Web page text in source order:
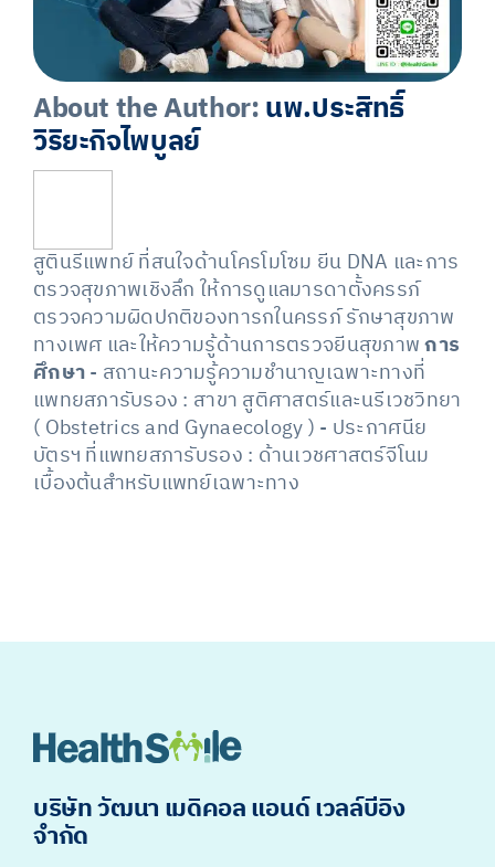
About the Author:นพ.ประสิทธิ์
วิริยะกิจไพบูลย์
สูตินรีแพทย์ ที่สนใจด้านโครโมโซม ยีน DNA และการ
ตรวจสุขภาพเชิงลึก ให้การดูแลมารดาตั้งครรภ์
ตรวจความผิดปกติของทารกในครรภ์ รักษาสุขภาพ
ทางเพศ และให้ความรู้ด้านการตรวจยีนสุขภาพการ
ศึกษา- สถานะความรู้ความชำนาญเฉพาะทางที่
แพทยสภารับรอง : สาขา สูติศาสตร์และนรีเวชวิทยา
( Obstetrics and Gynaecology ) - ประกาศนีย
บัตรฯ ที่แพทยสภารับรอง : ด้านเวชศาสตร์จีโนม
เบื้องต้นสำหรับแพทย์เฉพาะทาง
บริษัท วัฒนา เมดิคอล แอนด์ เวลล์บีอิง
จำกัด